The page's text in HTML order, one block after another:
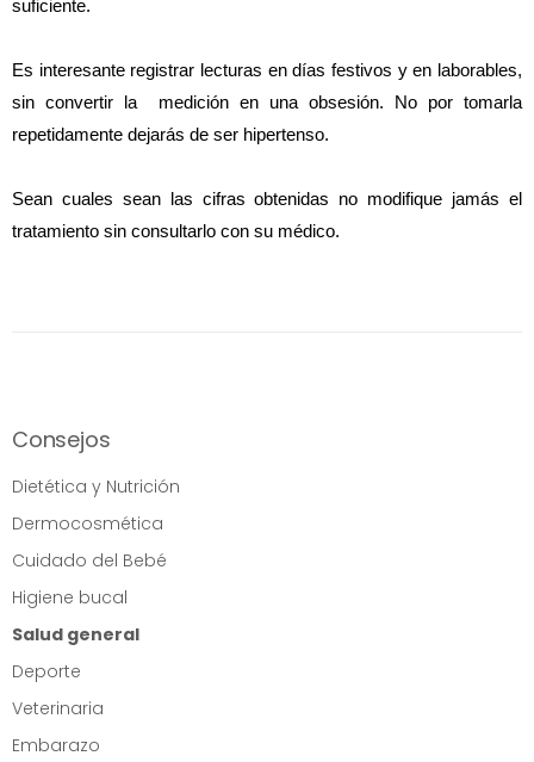
suficiente.
Es interesante registrar lecturas en días festivos y en laborables,
sin convertir la  medición en una obsesión. No por tomarla
repetidamente dejarás de ser hipertenso.
Sean cuales sean las cifras obtenidas no modifique jamás el
tratamiento sin consultarlo con su médico.
Consejos
Dietética y Nutrición
Dermocosmética
Cuidado del Bebé
Higiene bucal
Salud general
Deporte
Veterinaria
Embarazo